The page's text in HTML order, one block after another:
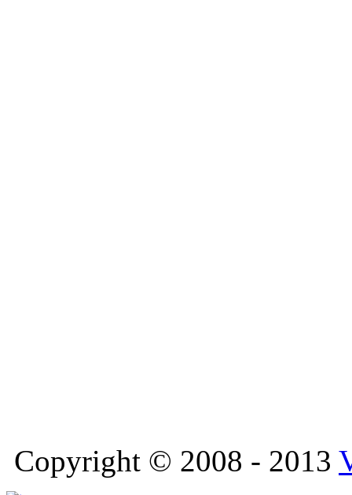
Copyright © 2008 - 2013